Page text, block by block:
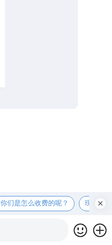
你们是怎么收费的呢？ 现在有